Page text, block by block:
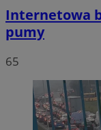
Internetowa
pumy
65